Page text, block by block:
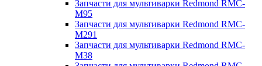
Запчасти для мультиварки Redmond RMC-
M95
Запчасти для мультиварки Redmond RMC-
M291
Запчасти для мультиварки Redmond RMC-
M38